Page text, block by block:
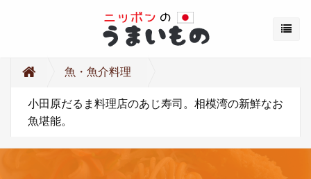
魚・魚介料理
小田原だるま料理店のあじ寿司。相模湾の新鮮なお
魚堪能。